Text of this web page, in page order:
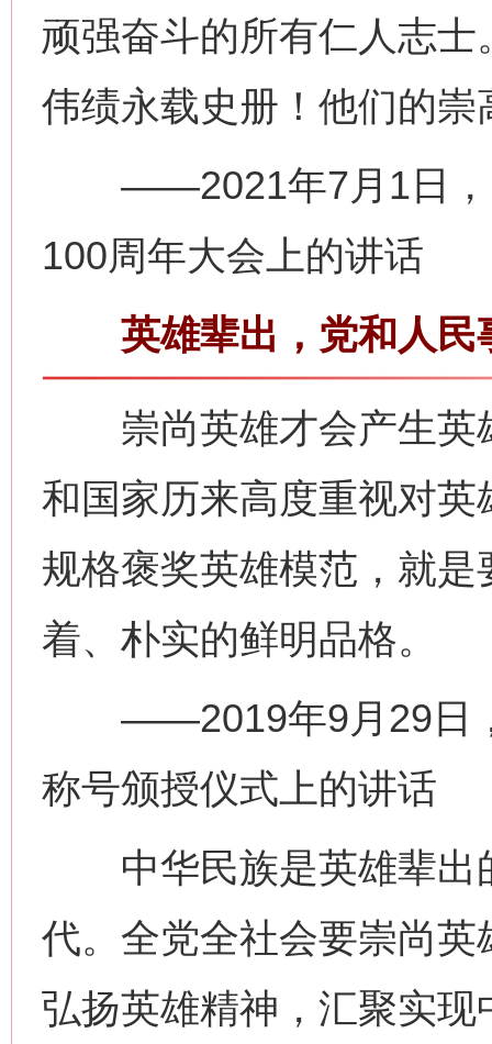
顽强奋斗的所有仁人志
伟绩永载史册！他们的
——2021年7月1日，
100周年大会上的讲话
英雄辈出，党和人民
崇尚英雄才会产生英
和国家历来高度重视对
规格褒奖英雄模范，就
着、朴实的鲜明品格。
——2019年9月29日，
称号颁授仪式上的讲话
中华民族是英雄辈出
代。全党全社会要崇尚
弘扬英雄精神，汇聚实